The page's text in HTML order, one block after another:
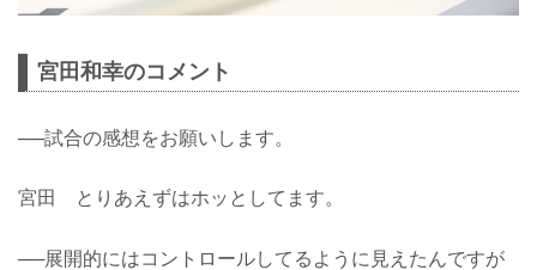
宮田和幸のコメント
──試合の感想をお願いします。
宮田 とりあえずはホッとしてます。
──展開的にはコントロールしてるように見えたんですが